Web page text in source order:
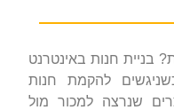
בניית חנות באינטרנט
להקמת חנות
שנרצה למכור מול